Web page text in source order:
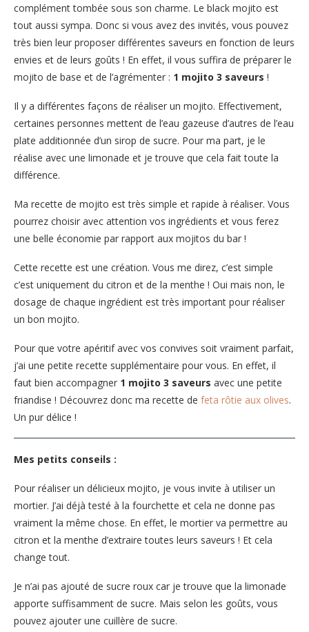
complément tombée sous son charme. Le black mojito est
tout aussi sympa. Donc si vous avez des invités, vous pouvez
très bien leur proposer différentes saveurs en fonction de leurs
envies et de leurs goûts ! En effet, il vous suffira de préparer le
mojito de base et de l’agrémenter : 1 mojito 3 saveurs !
Il y a différentes façons de réaliser un mojito. Effectivement,
certaines personnes mettent de l’eau gazeuse d’autres de l’eau
plate additionnée d’un sirop de sucre. Pour ma part, je le
réalise avec une limonade et je trouve que cela fait toute la
différence.
Ma recette de mojito est très simple et rapide à réaliser. Vous
pourrez choisir avec attention vos ingrédients et vous ferez
une belle économie par rapport aux mojitos du bar !
Cette recette est une création. Vous me direz, c’est simple
c’est uniquement du citron et de la menthe ! Oui mais non, le
dosage de chaque ingrédient est très important pour réaliser
un bon mojito.
Pour que votre apéritif avec vos convives soit vraiment parfait,
j’ai une petite recette supplémentaire pour vous. En effet, il
faut bien accompagner 1 mojito 3 saveurs avec une petite
friandise ! Découvrez donc ma recette de feta rôtie aux olives.
Un pur délice !
Mes petits conseils :
Pour réaliser un délicieux mojito, je vous invite à utiliser un
mortier. J’ai déjà testé à la fourchette et cela ne donne pas
vraiment la même chose. En effet, le mortier va permettre au
citron et la menthe d’extraire toutes leurs saveurs ! Et cela
change tout.
Je n’ai pas ajouté de sucre roux car je trouve que la limonade
apporte suffisamment de sucre. Mais selon les goûts, vous
pouvez ajouter une cuillère de sucre.